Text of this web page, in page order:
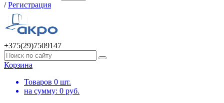
/ Регистрация
+375(29)7509147
Корзина
Товаров 0 шт.
на сумму: 0 руб.